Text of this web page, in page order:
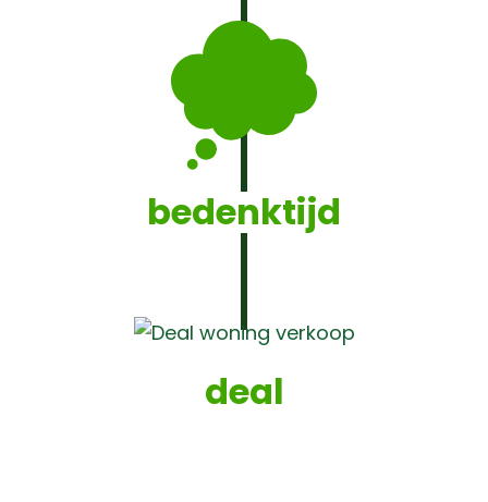
bedenktijd
deal